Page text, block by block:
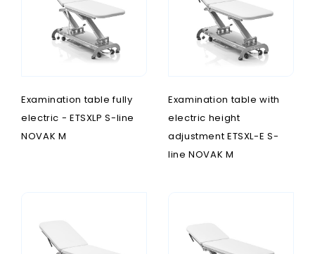
Examination table fully
electric - ETSXLP S-line
NOVAK M
Examination table with
electric height
adjustment ETSXL-E S-
line NOVAK M